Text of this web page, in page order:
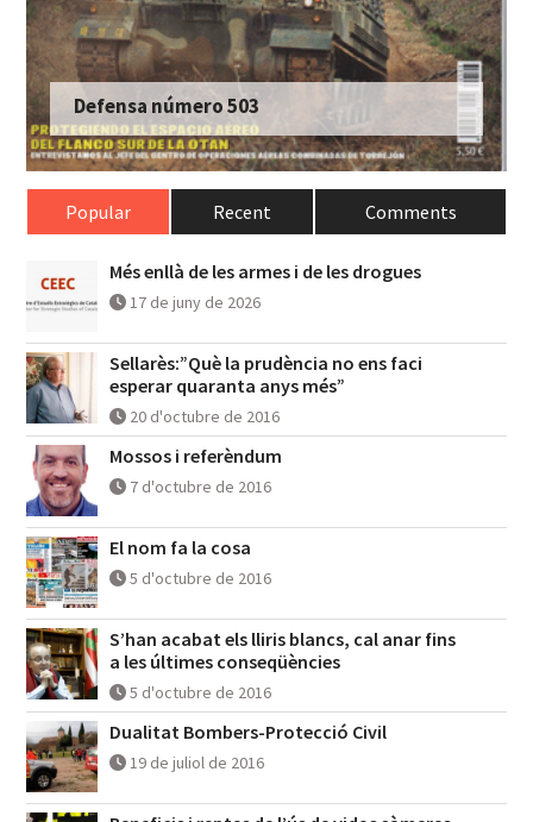
Defensa número 503
Popular Recent Comments
Més enllà de les armes i de les drogues
17 de juny de 2026
Sellarès:”Què la prudència no ens faci
esperar quaranta anys més”
20 d'octubre de 2016
Mossos i referèndum
7 d'octubre de 2016
El nom fa la cosa
5 d'octubre de 2016
S’han acabat els lliris blancs, cal anar fins
a les últimes conseqüències
5 d'octubre de 2016
Dualitat Bombers-Protecció Civil
19 de juliol de 2016